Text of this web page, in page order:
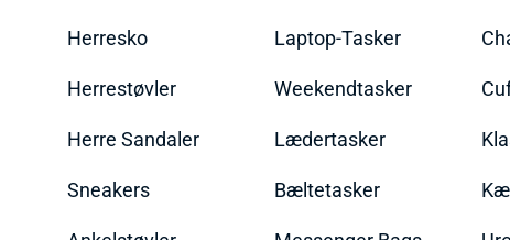
Herresko
Herrestøvler
Herre Sandaler
Sneakers
Laptop-Tasker
Weekendtasker
Lædertasker
Bæltetasker